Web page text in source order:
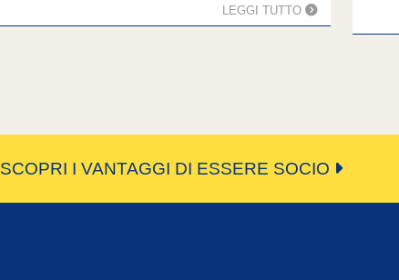
LEGGI TUTTO
SCOPRI I VANTAGGI DI ESSERE SOCIO